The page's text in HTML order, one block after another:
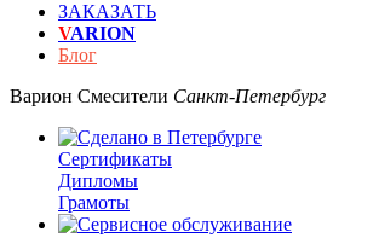
ЗАКАЗАТЬ
VARION
Блог
Варион Смесители Санкт-Петербург
Сертификаты
Дипломы
Грамоты